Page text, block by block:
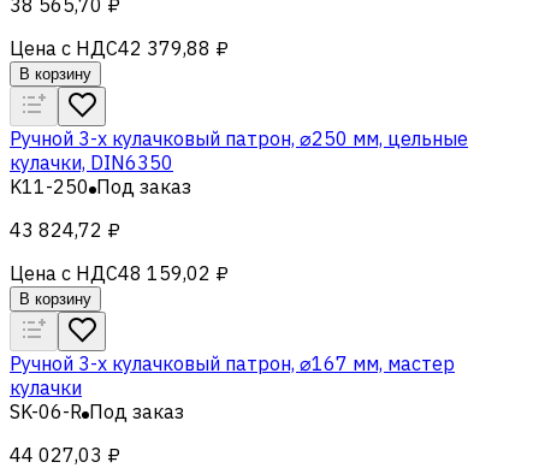
Цена с НДС42 379,88 ₽
В корзину
Ручной 3-х кулачковый патрон, ⌀250 мм, цельные
кулачки, DIN6350
K11-250 Под заказ
43 824,72 ₽
Цена с НДС48 159,02 ₽
В корзину
Ручной 3-х кулачковый патрон, ⌀167 мм, мастер
кулачки
SK-06-R Под заказ
44 027,03 ₽